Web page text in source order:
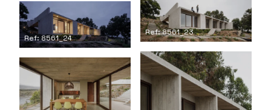
Ref: 8561_23
Ref: 8561_24